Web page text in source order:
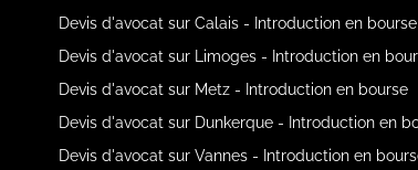
Devis d'avocat sur Calais - Introduction en bourse
Devis d'avocat sur Limoges - Introduction en
Devis d'avocat sur Metz - Introduction en bourse
Devis d'avocat sur Dunkerque - Introduction en
Devis d'avocat sur Vannes - Introduction en